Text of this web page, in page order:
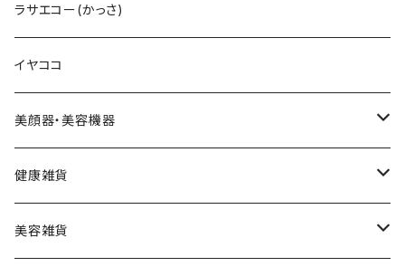
LIPADDICTヌードエスプレッソ
セットアップパウダー
シャイニー
スムース
V3コンシーラー
HARIデイリークリーム
VSPICサンセラム
VSPIC C グロウミスト
Cエマルジョン
Cクレンザー
Cクリーム
Cクレイパック
基本4種セット
デュアルカーブ
羽根型
ウェーブ型
ロング
スティック
ホワイトパンドラ
チューっとカット
カッティー
バーニー
ビタマイン
V3HARIセラム
ヴィディアル・ニードリッチ
ラサエコー(かっさ)
イヤココ
美顔器・美容機器
ビューティフェイススティック・リン
レーザー&EMSリフトブラシPRO2.0
健康雑貨
ストーンホットパット
美容雑貨